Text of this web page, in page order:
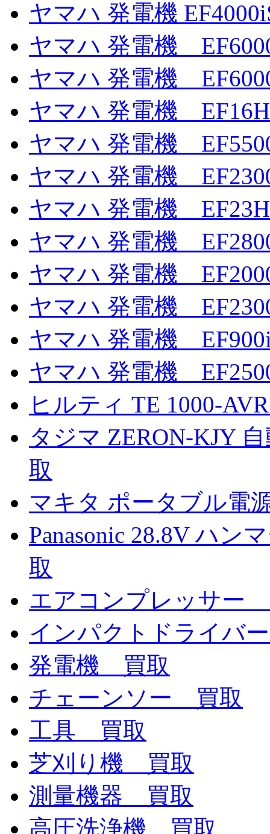
ヤマハ 発電機
ヤマハ 発電機
ヤマハ 発電機
ヤマハ 発電機
ヤマハ 発電機
ヤマハ 発電機
ヤマハ 発電機
ヤマハ 発電機
ヤマハ 発電機
ヤマハ 発電機
ヤマハ 発電機
ヤマハ 発電機
ヒルティ TE 1000-
タジマ ZERON-KJY
取
マキタ ポータブル電
Panasonic 28.8V ハン
取
エアコンプレッサー
インパクトドライバ
発電機 買取
チェーンソー 買取
工具 買取
芝刈り機 買取
測量機器 買取
高圧洗浄機 買取